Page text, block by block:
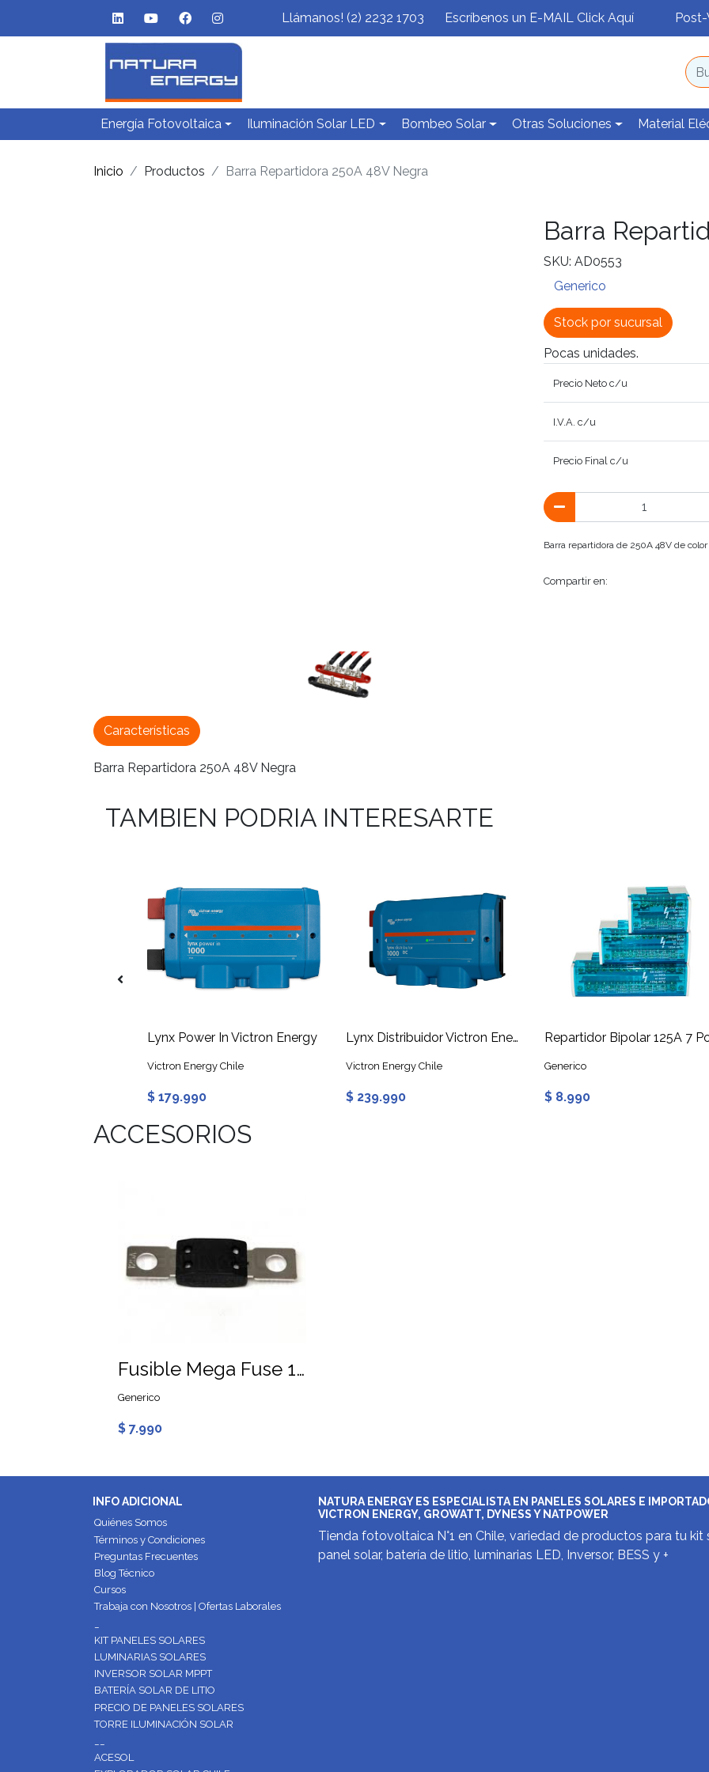
Llámanos! (2) 2232 1703 Escríbenos un E-MAIL Click Aquí
Energía Fotovoltaica Iluminación Solar LED Bombeo Solar Otras Soluciones Material
Inicio Productos Barra Repartidora 250A 48V Negra
Barra
SKU: AD0553
Generico
Stock por sucursal
Pocas unidades.
Precio Neto c/u
I.V.A. c/u
Precio Final c/u
Barra repartidora de 250A 48V de
Compartir en:
Barra Repartidora 250A 48V Negra
Características
TAMBIEN PODRIA INTERESARTE
Lynx Power In Victron Energy
Victron Energy Chile
$ 179.990
Lynx Distribuidor Victron Energy
Victron Energy Chile
$ 239.990
Generico
$ 8.990
ACCESORIOS
Fusible Mega Fuse 150A 70V DC
Generico
$ 7.990
INFO ADICIONAL
Quiénes Somos
Términos y Condiciones
Preguntas Frecuentes
Blog Técnico
Cursos
Trabaja con Nosotros | Ofertas Laborales
KIT PANELES SOLARES
LUMINARIAS SOLARES
INVERSOR SOLAR MPPT
BATERÍA SOLAR DE LITIO
PRECIO DE PANELES SOLARES
TORRE ILUMINACIÓN SOLAR
ACESOL
NATURA ENERGY ES ESPECIALISTA EN PANELES SOLARES E
VICTRON ENERGY, GROWATT, DYNESS Y NATPOWER
Tienda fotovoltaica N°1 en Chile, variedad de productos para tu kit
panel solar, batería de litio, luminarias LED, Inversor, BESS y +